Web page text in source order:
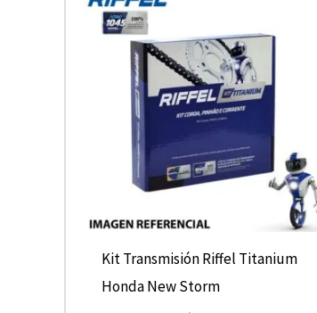
Kit Transmisión Riffel Titanium
Honda New Storm